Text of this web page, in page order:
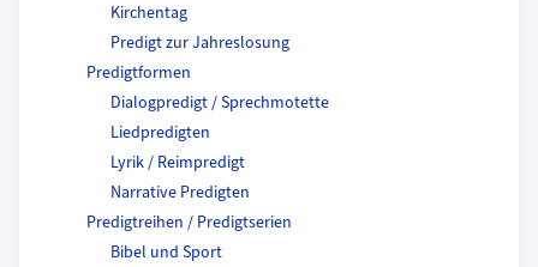
Kirchentag
Predigt zur Jahreslosung
Predigtformen
Dialogpredigt / Sprechmotette
Liedpredigten
Lyrik / Reimpredigt
Narrative Predigten
Predigtreihen / Predigtserien
Bibel und Sport